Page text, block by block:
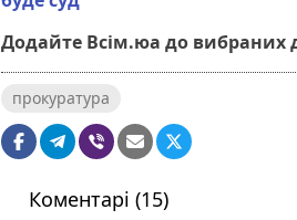
Додайте Всім.юа до вибраних
прокуратура
Коментарі (15)